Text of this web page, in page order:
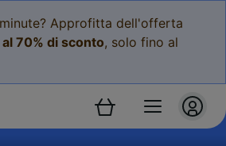
Approfitta dell'offerta
70% di sconto, solo fino al